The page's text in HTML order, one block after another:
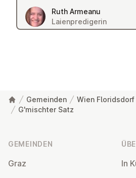
Ruth Armeanu
Laienpredigerin
Gemeinden Wien Floridsdorf
G'mischter Satz
GEMEINDEN
Graz
In